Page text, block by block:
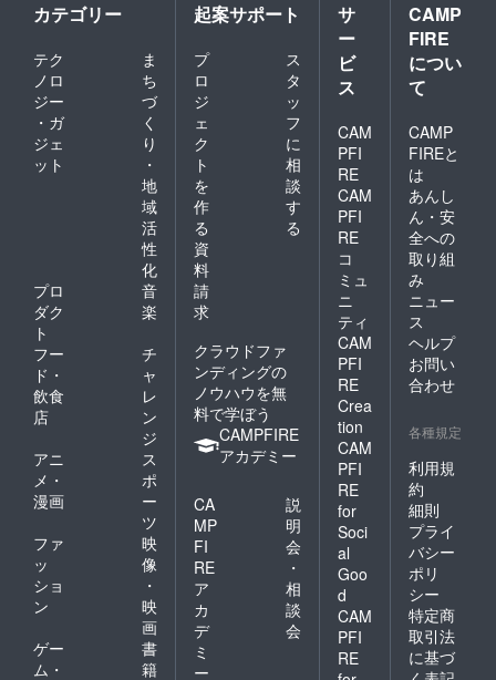
カテゴリー
テク
ノロ
ジー
・ガ
ジェ
ット
ま
ち
づ
く
り
・
地
域
活
性
化
プロ
ダク
ト
音
楽
フー
ド・
飲食
店
チ
ャ
レ
ン
ジ
アニ
メ・
漫画
ス
ポ
ー
ツ
ファ
ッ
ショ
ン
映
像
・
映
画
ゲー
ム・
書
籍
起案サポート
プ
ロ
ジ
ェ
ク
ト
を
作
る
ス
タ
ッ
フ
に
相
談
す
る
資
料
請
求
クラウドファ
ンディングの
ノウハウを無
料で学ぼう
CAMPFIRE
アカデミー
CA
MP
FI
RE
ア
カ
デ
ミ
ー
説
明
会
・
相
談
会
サ
ー
ビ
ス
CAM
PFI
RE
CAM
PFI
RE
コ
ミュ
ニ
ティ
CAM
PFI
RE
Crea
tion
CAM
PFI
RE
for
Soci
al
Goo
d
CAM
PFI
RE
CAMP
FIRE
につい
て
CAMP
FIREと
は
あんし
ん・安
全への
取り組
み
ニュー
ス
ヘルプ
お問い
合わせ
各種規定
利用規
約
細則
プライ
バシー
ポリ
シー
特定商
取引法
に基づ